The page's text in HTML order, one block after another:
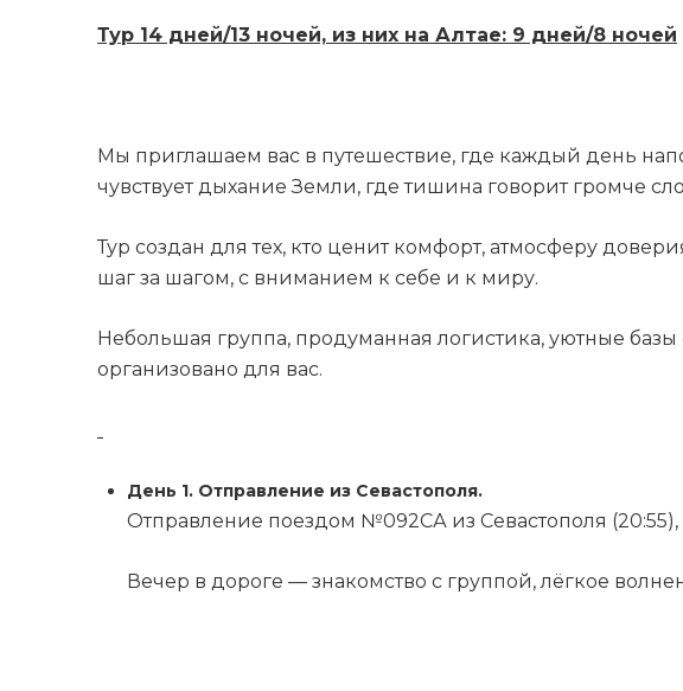
Тур 14 дней/13 ночей, из них на Алтае: 9 дней/8 ночей
Мы приглашаем вас в путешествие, где каждый день
чувствует дыхание Земли, где тишина говорит громче
Тур создан для тех, кто ценит комфорт, атмосферу
шаг за шагом, с вниманием к себе и к миру.
Небольшая группа, продуманная логистика, уютные
организовано для вас.
День 1. Отправление из Севастополя.
Отправление поездом №092СА из Севастополя
Вечер в дороге — знакомство с группой, лёгкое